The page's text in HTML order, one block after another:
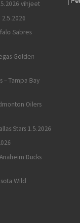
vihjeet
Sabres
Golden
– Tampa Bay
Oilers
Stars 1.5.2026
Ducks
Wild